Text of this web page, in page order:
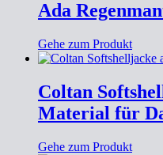
Ada
Gehe zum Produkt
Coltan
Material für
Gehe zum Produkt